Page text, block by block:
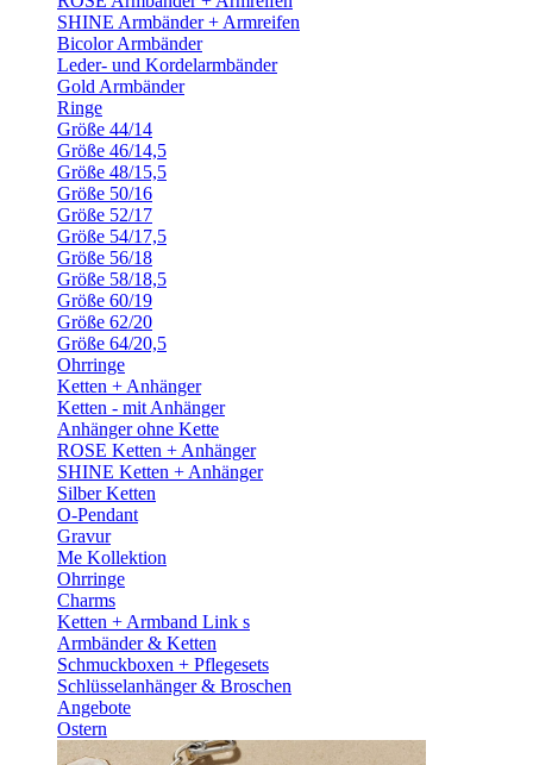
SHINE Armbänder + Armreifen
Bicolor Armbänder
Leder- und Kordelarmbänder
Gold Armbänder
Ringe
Größe 44/14
Größe 46/14,5
Größe 48/15,5
Größe 50/16
Größe 52/17
Größe 54/17,5
Größe 56/18
Größe 58/18,5
Größe 60/19
Größe 62/20
Größe 64/20,5
Ohrringe
Ketten + Anhänger
Ketten - mit Anhänger
Anhänger ohne Kette
ROSE Ketten + Anhänger
SHINE Ketten + Anhänger
Silber Ketten
O-Pendant
Gravur
Me Kollektion
Ohrringe
Charms
Ketten + Armband Link s
Armbänder & Ketten
Schmuckboxen + Pflegesets
Schlüsselanhänger & Broschen
Angebote
Ostern